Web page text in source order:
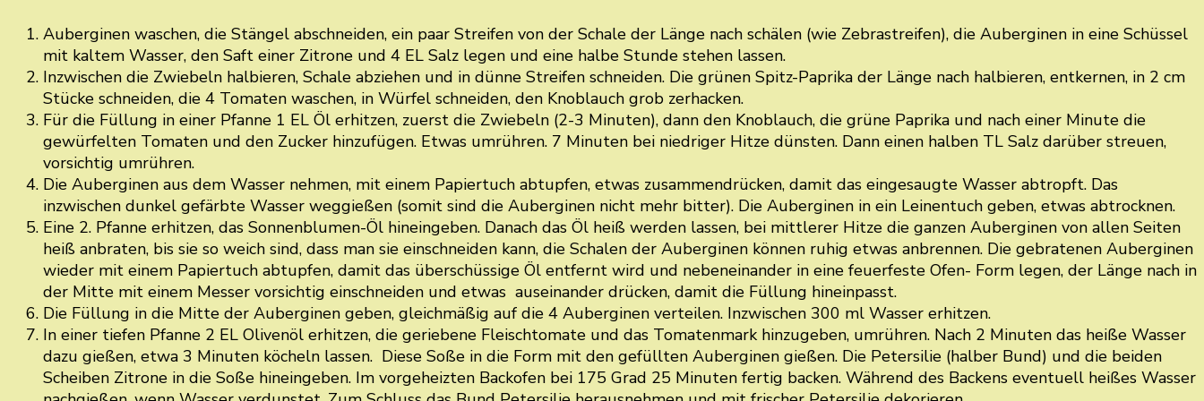
Auberginen waschen, die Stängel abschneiden, ein paar Streifen von der Schale der Länge nach schälen (wie Zebrastreifen), die Auberginen in eine Schüssel
mit kaltem Wasser, den Saft einer Zitrone und 4 EL Salz legen und eine halbe Stunde stehen lassen.
Inzwischen die Zwiebeln halbieren, Schale abziehen und in dünne Streifen schneiden. Die grünen Spitz-Paprika der Länge nach halbieren, entkernen, in 2 cm
Stücke schneiden, die 4 Tomaten waschen, in Würfel schneiden, den Knoblauch grob zerhacken.
Für die Füllung in einer Pfanne 1 EL Öl erhitzen, zuerst die Zwiebeln (2-3 Minuten), dann den Knoblauch, die grüne Paprika und nach einer Minute die
gewürfelten Tomaten und den Zucker hinzufügen. Etwas umrühren. 7 Minuten bei niedriger Hitze dünsten. Dann einen halben TL Salz darüber streuen,
vorsichtig umrühren.
Die Auberginen aus dem Wasser nehmen, mit einem Papiertuch abtupfen, etwas zusammendrücken, damit das eingesaugte Wasser abtropft. Das
inzwischen dunkel gefärbte Wasser weggießen (somit sind die Auberginen nicht mehr bitter). Die Auberginen in ein Leinentuch geben, etwas abtrocknen.
Eine 2. Pfanne erhitzen, das Sonnenblumen-Öl hineingeben. Danach das Öl heiß werden lassen, bei mittlerer Hitze die ganzen Auberginen von allen Seiten
heiß anbraten, bis sie so weich sind, dass man sie einschneiden kann, die Schalen der Auberginen können ruhig etwas anbrennen. Die gebratenen Auberginen
wieder mit einem Papiertuch abtupfen, damit das überschüssige Öl entfernt wird und nebeneinander in eine feuerfeste Ofen- Form legen, der Länge nach in
der Mitte mit einem Messer vorsichtig einschneiden und etwas auseinander drücken, damit die Füllung hineinpasst.
Die Füllung in die Mitte der Auberginen geben, gleichmäßig auf die 4 Auberginen verteilen. Inzwischen 300 ml Wasser erhitzen.
In einer tiefen Pfanne 2 EL Olivenöl erhitzen, die geriebene Fleischtomate und das Tomatenmark hinzugeben, umrühren. Nach 2 Minuten das heiße Wasser
dazu gießen, etwa 3 Minuten köcheln lassen. Diese Soße in die Form mit den gefüllten Auberginen gießen. Die Petersilie (halber Bund) und die beiden
Scheiben Zitrone in die Soße hineingeben. Im vorgeheizten Backofen bei 175 Grad 25 Minuten fertig backen. Während des Backens eventuell heißes Wasser